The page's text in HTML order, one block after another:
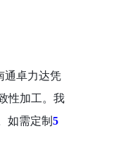
通卓力达凭
性加工。我
如需定制 5